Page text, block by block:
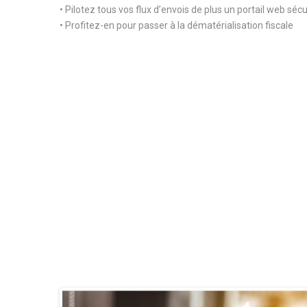
• Pilotez tous vos flux d’envois de plus un portail web
• Profitez-en pour passer à la dématérialisation fiscale